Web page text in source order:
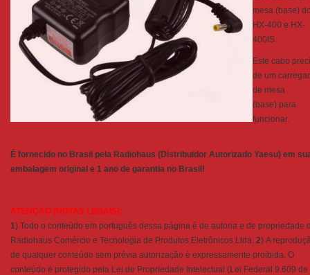
mesa (base)
HX-400 e HX-
400IS.
Este cabo
de um
de mesa
(base) para
funcionar.
É fornecido no Brasil pela Radiohaus (Distribuidor Autorizado Yaesu) em
embalagem original e 1 ano de garantia no Brasil!
ATENÇÃO (NOTAS LEGAIS):
1) Todo o conteúdo em português dessa página é de autoria e de propriedade
Radiohaus Comércio e Tecnologia de Produtos Eletrônicos Ltda. 2) A
de qualquer conteúdo sem prévia autorização é expressamente proibida. O
conteúdo é protegido pela Lei de Propriedade Intelectual (Lei Federal 9.609 de